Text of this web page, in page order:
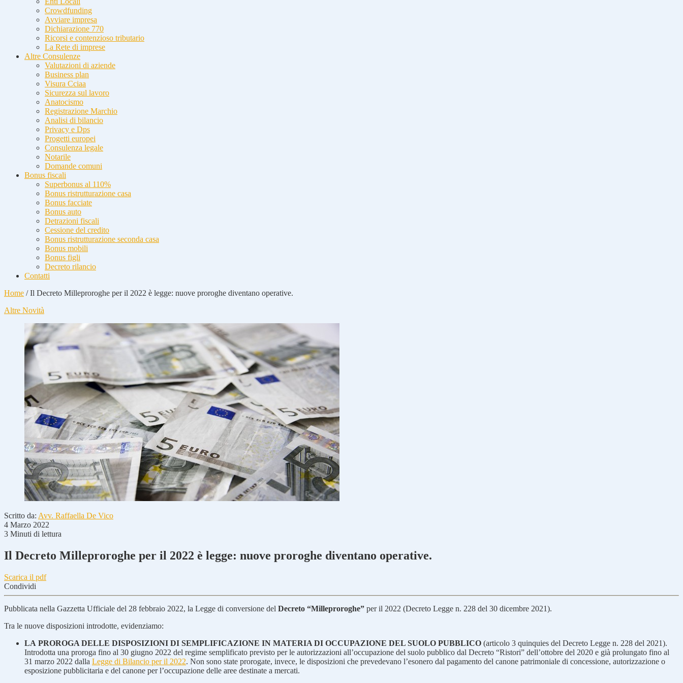
Crowdfunding
Avviare impresa
Dichiarazione 770
Ricorsi e contenzioso tributario
La Rete di imprese
Altre Consulenze
Valutazioni di aziende
Business plan
Visura Cciaa
Sicurezza sul lavoro
Anatocismo
Registrazione Marchio
Analisi di bilancio
Privacy e Dps
Progetti europei
Consulenza legale
Notarile
Domande comuni
Bonus fiscali
Superbonus al 110%
Bonus ristrutturazione casa
Bonus facciate
Bonus auto
Detrazioni fiscali
Cessione del credito
Bonus ristrutturazione seconda casa
Bonus mobili
Bonus figli
Decreto rilancio
Contatti
Home /Il Decreto Milleproroghe per il 2022 è legge: nuove proroghe diventano operative.
Altre Novità
Scritto da: Avv. Raffaella De Vico
4 Marzo 2022
3 Minuti di lettura
Il Decreto Milleproroghe per il 2022 è legge: nuove proroghe diventano operative.
Scarica il pdf
Condividi
Pubblicata nella Gazzetta Ufficiale del 28 febbraio 2022, la Legge di conversione del Decreto “Milleproroghe” per il 2022 (Decreto Legge n. 228 del 30 dicembre 2021).
Tra le nuove disposizioni introdotte, evidenziamo:
LA PROROGA DELLE DISPOSIZIONI DI SEMPLIFICAZIONE IN MATERIA DI OCCUPAZIONE DEL SUOLO PUBBLICO (articolo 3 quinquies del Decreto Legge n. 228 del 2021).
Introdotta una proroga fino al 30 giugno 2022 del regime semplificato previsto per le autorizzazioni all’occupazione del suolo pubblico dal Decreto “Ristori” dell’ottobre del 2020 e già prolungato fino al
31 marzo 2022 dalla Legge di Bilancio per il 2022. Non sono state prorogate, invece, le disposizioni che prevedevano l’esonero dal pagamento del canone patrimoniale di concessione, autorizzazione o
esposizione pubblicitaria e del canone per l’occupazione delle aree destinate a mercati.